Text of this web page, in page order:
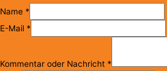
Name *
E-Mail *
Kommentar oder Nachricht *